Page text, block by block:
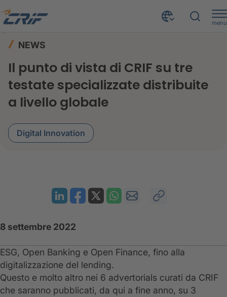
menu
NEWS
Il punto di vista di CRIF su tre
testate specializzate distribuite
a livello globale
Digital Innovation
8 settembre 2022
ESG, Open Banking e Open Finance, fino alla
digitalizzazione del lending.
Questo e molto altro nei 6 advertorials curati da CRIF
che saranno pubblicati, da qui a fine anno, su 3